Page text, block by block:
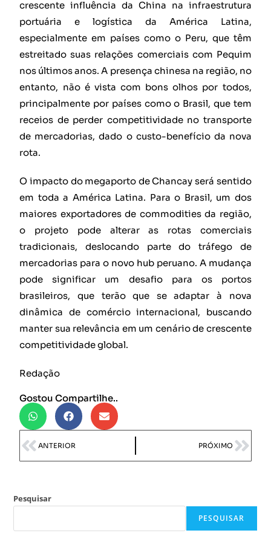
crescente influência da China na infraestrutura
portuária e logística da América Latina,
especialmente em países como o Peru, que têm
estreitado suas relações comerciais com Pequim
nos últimos anos. A presença chinesa na região, no
entanto, não é vista com bons olhos por todos,
principalmente por países como o Brasil, que tem
receios de perder competitividade no transporte
de mercadorias, dado o custo-benefício da nova
rota.
O impacto do megaporto de Chancay será sentido
em toda a América Latina. Para o Brasil, um dos
maiores exportadores de commodities da região,
o projeto pode alterar as rotas comerciais
tradicionais, deslocando parte do tráfego de
mercadorias para o novo hub peruano. A mudança
pode significar um desafio para os portos
brasileiros, que terão que se adaptar à nova
dinâmica de comércio internacional, buscando
manter sua relevância em um cenário de crescente
competitividade global.
Redação
Gostou Compartilhe..
ANTERIOR PRÓXIMO
Pesquisar
PESQUISAR